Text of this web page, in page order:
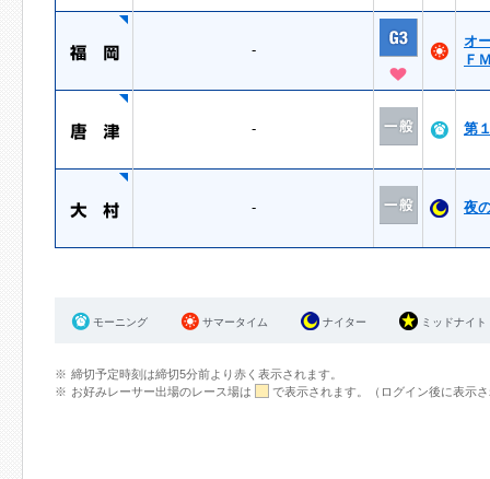
-
オ
Ｆ
- 第
- 夜
モーニング サマータイム ナイター ミッドナイト
締切予定時刻は締切5分前より赤く表示されます。
お好みレーサー出場のレース場は
で表示されます。（ログイン後に表示